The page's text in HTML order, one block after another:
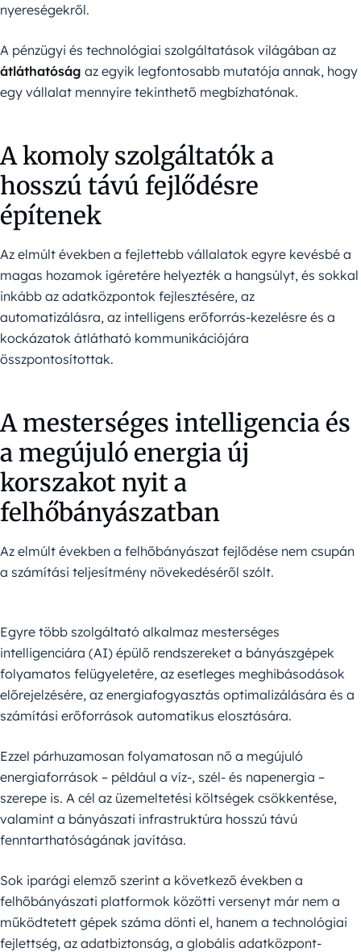
nyereségekről.
A pénzügyi és technológiai szolgáltatások világában az
átláthatóság az egyik legfontosabb mutatója annak, hogy
egy vállalat mennyire tekinthető megbízhatónak.
A komoly szolgáltatók a
hosszú távú fejlődésre
építenek
Az elmúlt években a fejlettebb vállalatok egyre kevésbé a
magas hozamok ígéretére helyezték a hangsúlyt, és sokkal
inkább az adatközpontok fejlesztésére, az
automatizálásra, az intelligens erőforrás-kezelésre és a
kockázatok átlátható kommunikációjára
összpontosítottak.
A mesterséges intelligencia és
a megújuló energia új
korszakot nyit a
felhőbányászatban
Az elmúlt években a felhőbányászat fejlődése nem csupán
a számítási teljesítmény növekedéséről szólt.
Egyre több szolgáltató alkalmaz mesterséges
intelligenciára (AI) épülő rendszereket a bányászgépek
folyamatos felügyeletére, az esetleges meghibásodások
előrejelzésére, az energiafogyasztás optimalizálására és a
számítási erőforrások automatikus elosztására.
Ezzel párhuzamosan folyamatosan nő a megújuló
energiaforrások – például a víz-, szél- és napenergia –
szerepe is. A cél az üzemeltetési költségek csökkentése,
valamint a bányászati infrastruktúra hosszú távú
fenntarthatóságának javítása.
Sok iparági elemző szerint a következő években a
felhőbányászati platformok közötti versenyt már nem a
működtetett gépek száma dönti el, hanem a technológiai
fejlettség, az adatbiztonság, a globális adatközpont-